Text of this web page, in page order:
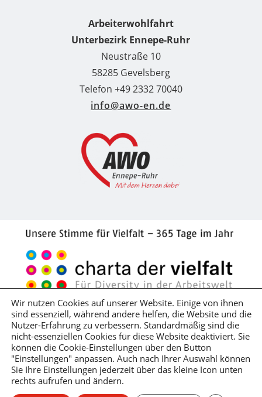
Arbeiterwohlfahrt
Unterbezirk Ennepe-Ruhr
Neustraße 10
58285 Gevelsberg
Telefon +49 2332 70040
info@awo-en.de
Impressum
Datenschutzerklärung
Hinweisgeber*innenschutzgesetz
Lieferkettensorgfaltspflichtengesetz
Wir nutzen Cookies auf unserer Website. Einige von ihnen
sind essenziell, während andere helfen, die Website und die
Nutzer-Erfahrung zu verbessern. Standardmäßig sind die
nicht-essenziellen Cookies für diese Website deaktiviert. Sie
können die Cookie-Einstellungen über den Button
"Einstellungen" anpassen. Auch nach Ihrer Auswahl können
Sie Ihre Einstellungen jederzeit über das kleine Icon unten
rechts aufrufen und ändern.